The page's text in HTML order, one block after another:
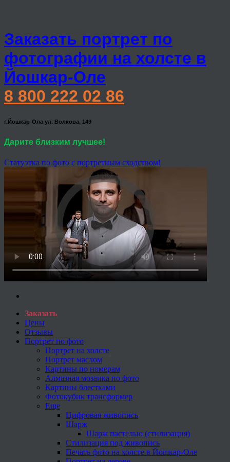
Заказать портрет по
фотографии на холсте в
Йошкар-Оле
8 800 222 02 86
г.Йошкар-Ола ул. Волкова, 149
Дарите близким лучшее!
Статуэтка по фото с портретным сходством!
Заказать
Цены
Отзывы
Портрет по фото
Портрет на холсте
Портрет маслом
Картины по номерам
Алмазная мозаика по фото
Картины блестками
Фотокубик трансформер
Еще
Цифровая живопись
Шарж
Шарж пастелью (стилизация)
Стилизация под живопись
Печать фото на холсте в Йошкар-Оле